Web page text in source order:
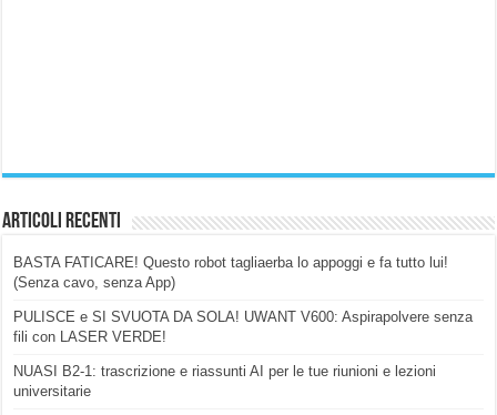
Articoli Recenti
BASTA FATICARE! Questo robot tagliaerba lo appoggi e fa tutto lui!
(Senza cavo, senza App)
PULISCE e SI SVUOTA DA SOLA! UWANT V600: Aspirapolvere senza
fili con LASER VERDE!
NUASI B2-1: trascrizione e riassunti AI per le tue riunioni e lezioni
universitarie